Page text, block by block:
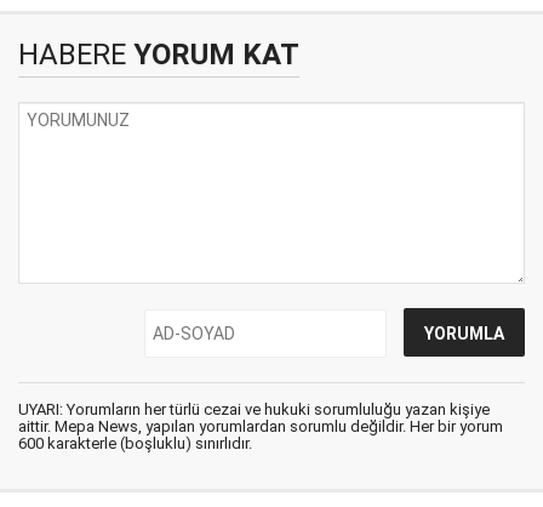
HABERE YORUM KAT
UYARI: Yorumların her türlü cezai ve hukuki sorumluluğu yazan kişiye
aittir. Mepa News, yapılan yorumlardan sorumlu değildir. Her bir yorum
600 karakterle (boşluklu) sınırlıdır.